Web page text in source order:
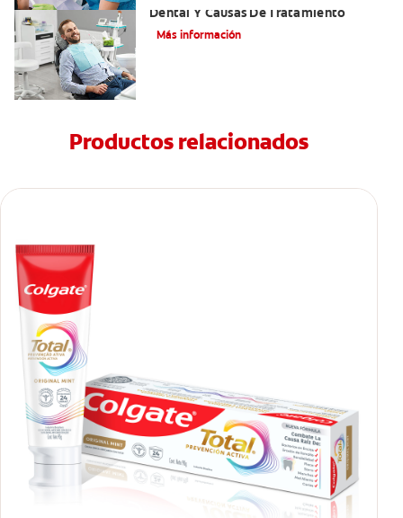
Dental Y Causas De Tratamiento
Más información
Productos relacionados